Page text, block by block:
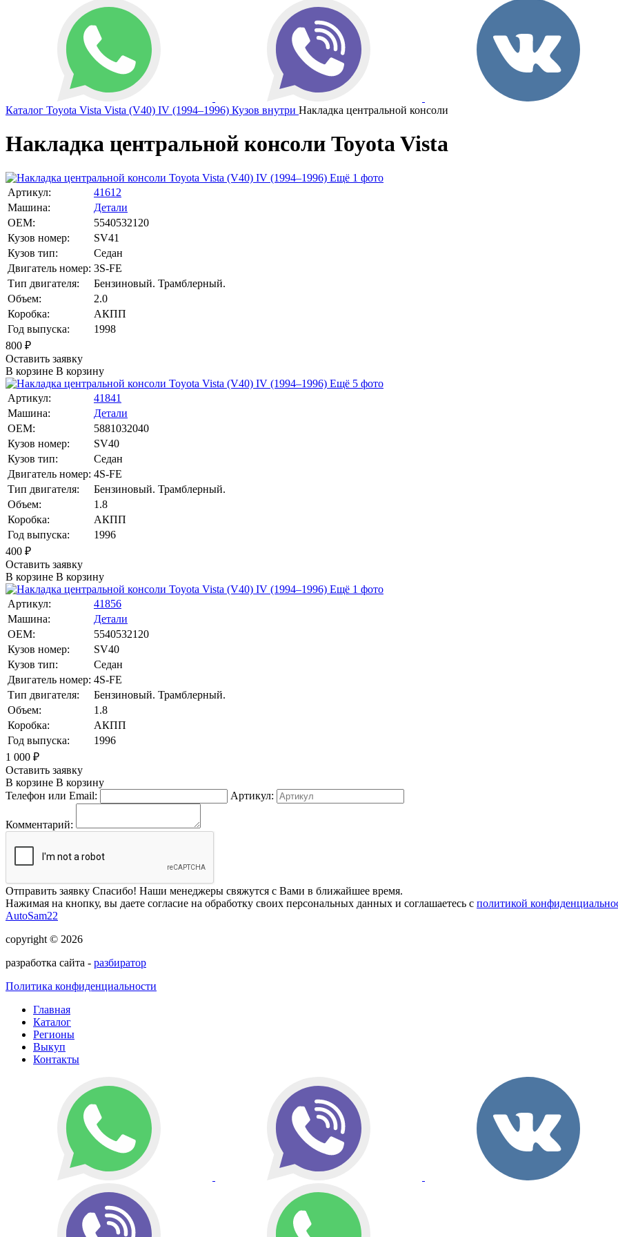
Каталог Toyota Vista Vista (V40) IV (1994–1996) Кузов внутри Накладка центральной консоли
Накладка центральной консоли Toyota Vista
Ещё 1 фото
Артикул:
41612
Машина:
Детали
OEM:
5540532120
Кузов номер:
SV41
Кузов тип:
Седан
Двигатель номер: 3S-FE
Тип двигателя:
Бензиновый. Трамблерный.
Объем:
2.0
Коробка:
АКПП
Год выпуска:
1998
800 ₽
Оставить заявку
В корзине В корзину
Ещё 5 фото
Артикул:
41841
Машина:
Детали
OEM:
5881032040
Кузов номер:
SV40
Кузов тип:
Седан
Двигатель номер: 4S-FE
Тип двигателя:
Бензиновый. Трамблерный.
Объем:
1.8
Коробка:
АКПП
Год выпуска:
1996
400 ₽
Оставить заявку
В корзине В корзину
Ещё 1 фото
Артикул:
41856
Машина:
Детали
OEM:
5540532120
Кузов номер:
SV40
Кузов тип:
Седан
Двигатель номер: 4S-FE
Тип двигателя:
Бензиновый. Трамблерный.
Объем:
1.8
Коробка:
АКПП
Год выпуска:
1996
1 000 ₽
Оставить заявку
В корзине В корзину
Телефон или Email:
Артикул:
Комментарий:
Отправить заявку Спасибо! Наши менеджеры свяжутся с Вами в ближайшее время.
Нажимая на кнопку, вы даете согласие на обработку своих персональных данных и соглашаетесь с политикой
AutoSam22
copyright © 2026
разработка сайта - разбиратор
Политика конфиденциальности
Главная
Каталог
Регионы
Выкуп
Контакты